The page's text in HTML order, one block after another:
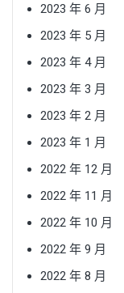
2023 年 6 月
2023 年 5 月
2023 年 4 月
2023 年 3 月
2023 年 2 月
2023 年 1 月
2022 年 12 月
2022 年 11 月
2022 年 10 月
2022 年 9 月
2022 年 8 月